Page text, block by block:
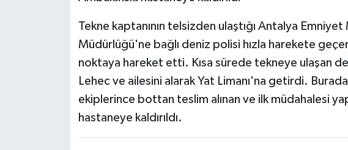
Tekne kaptanının telsizden ulaştığı Antalya
Müdürlüğü'ne bağlı deniz polisi hızla harekete
noktaya hareket etti. Kısa sürede tekneye ulaşan
Lehec ve ailesini alarak Yat Limanı'na getirdi.
ekiplerince bottan teslim alınan ve ilk müdahalesi
hastaneye kaldırıldı.